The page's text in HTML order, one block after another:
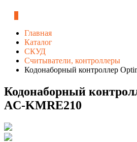
Главная
Каталог
СКУД
Считыватели, контроллеры
Кодонаборный контроллер
Кодонаборный
AC-KMRE210